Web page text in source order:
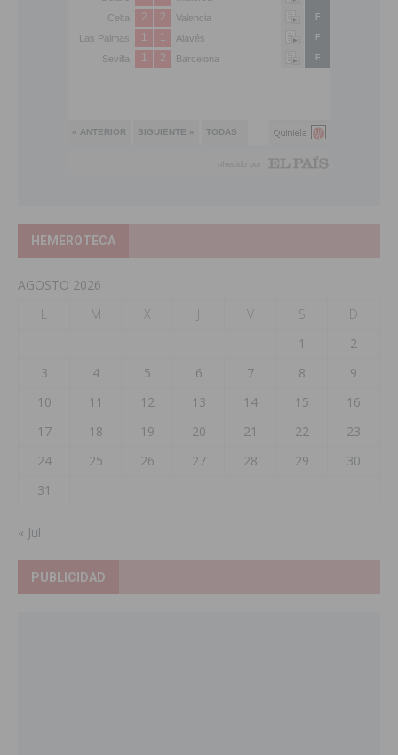
HEMEROTECA
AGOSTO 2026
L
M X J V S
D
1
2
3
4 5 6 7 8
9
10
11 12 13 14 15
16
17
18 19 20 21 22
23
24
25 26 27 28 29
30
31
« Jul
PUBLICIDAD